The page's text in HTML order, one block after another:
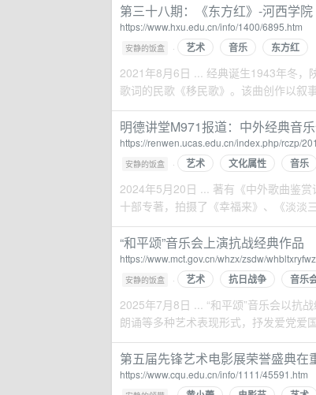
第三十八期：《东方红》-河西学院
https://www.hxu.edu.cn/info/1400/6895.htm
安静的饭盒 · 艺术 音乐 东方红
2021年8月6日 ... 经典诞生1943年冬，
歌词的民歌《移民歌》。该曲创作以叙
明德讲堂M971报道：中外经典音
https://renwen.ucas.edu.cn/index.php/rczp/
安静的饭盒 · 艺术 文化属性 音乐
2024年5月20日 ... 著有《中外歌曲鉴
十部专著，拍摄了《幸福来》、《淡淡
“和平颂”音乐会上演抗战经典作品
https://www.mct.gov.cn/whzx/zsdw/
安静的饭盒 · 艺术 抗日战争 音乐
2025年7月8日 ... “和平颂”音乐会以抗
朗诵等多种艺术表现形式，抒发爱党爱
第五届先锋艺术电影展荣誉盛典在
https://www.cqu.edu.cn/info/1111/45591.htm